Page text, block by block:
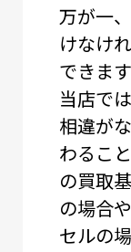
万が一
けなけれ
できま
当店で
相違が
わるこ
の買取
の場合
セルの